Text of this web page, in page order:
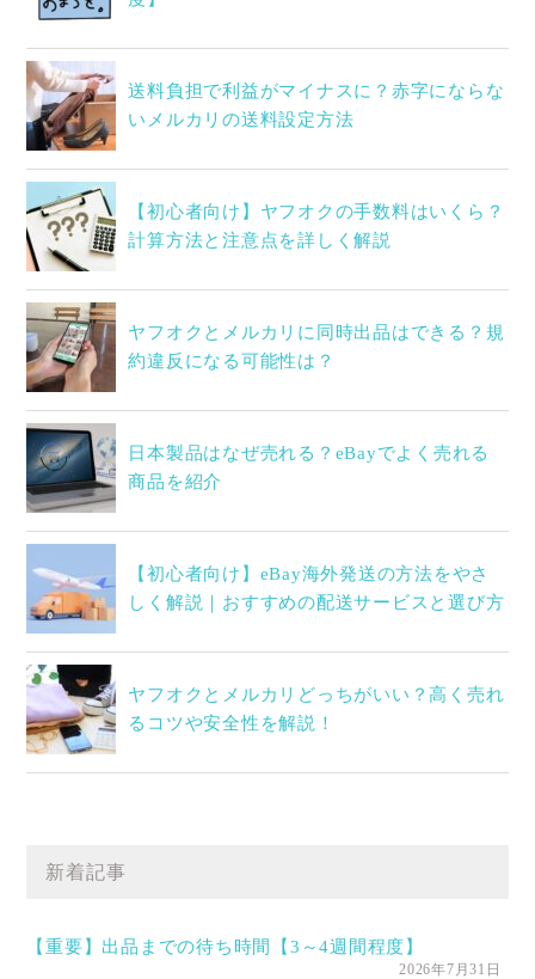
送料負担で利益がマイナスに？赤字にならな
いメルカリの送料設定方法
【初心者向け】ヤフオクの手数料はいくら？
計算方法と注意点を詳しく解説
ヤフオクとメルカリに同時出品はできる？規
約違反になる可能性は？
日本製品はなぜ売れる？eBayでよく売れる
商品を紹介
【初心者向け】eBay海外発送の方法をやさ
しく解説｜おすすめの配送サービスと選び方
ヤフオクとメルカリどっちがいい？高く売れ
るコツや安全性を解説！
新着記事
【重要】出品までの待ち時間【3～4週間程度】
2026年7月31日